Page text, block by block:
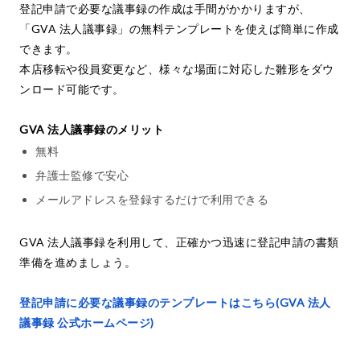
登記申請で必要な議事録の作成は手間がかかりますが、
「GVA 法人議事録」の無料テンプレートを使えば簡単に作成
できます。
本店移転や役員変更など、様々な場面に対応した雛形をダウ
ンロード可能です。
GVA 法人議事録のメリット
無料
弁護士監修で安心
メールアドレスを登録するだけで利用できる
GVA 法人議事録を利用して、正確かつ迅速に登記申請の書類
準備を進めましょう。
登記申請に必要な議事録のテンプレートはこちら(GVA 法人
議事録 公式ホームページ)